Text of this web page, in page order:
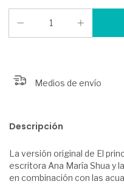
Medios de envío
Descripción
La versión original de El
escritora Ana María Shua y
en combinación con las